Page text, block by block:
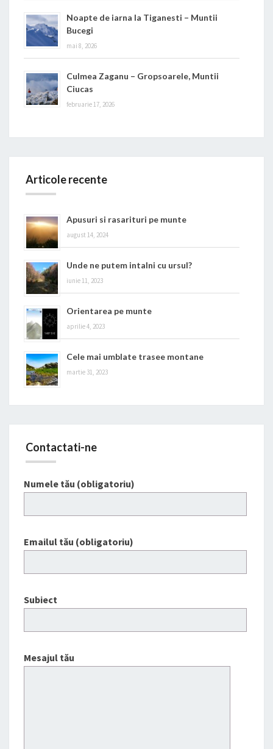
Noapte de iarna la Tiganesti – Muntii
Bucegi
mai 8, 2026
Culmea Zaganu – Gropsoarele, Muntii
Ciucas
februarie 17, 2026
Articole recente
Apusuri si rasarituri pe munte
august 14, 2024
Unde ne putem intalni cu ursul?
iunie 11, 2023
Orientarea pe munte
aprilie 4, 2023
Cele mai umblate trasee montane
martie 31, 2023
Contactati-ne
Numele tău (obligatoriu)
Emailul tău (obligatoriu)
Subiect
Mesajul tău